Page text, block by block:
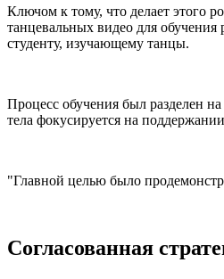
Ключом к тому, что делает этого
танцевальных видео для
студенту, изучающему танцы.
Процесс обучения был разделен
тела фокусируется на
"Главной целью было
Согласованная